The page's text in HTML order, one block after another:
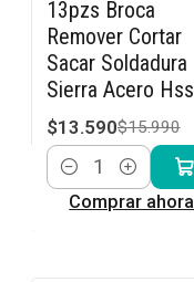
-15% OFF
13pzs Broca
Remover Cortar
Sacar Soldadura
Sierra Acero Hss
$13.590$15.990
Cantidad
Comprar ahora